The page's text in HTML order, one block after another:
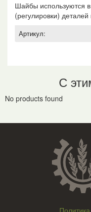
Шайбы используются
(регулировки) деталей
Артикул:
С
No products found